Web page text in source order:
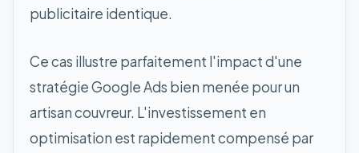
publicitaire identique.
Ce cas illustre parfaitement l'impact d'une
stratégie Google Ads bien menée pour un
artisan couvreur. L'investissement en
optimisation est rapidement compensé par